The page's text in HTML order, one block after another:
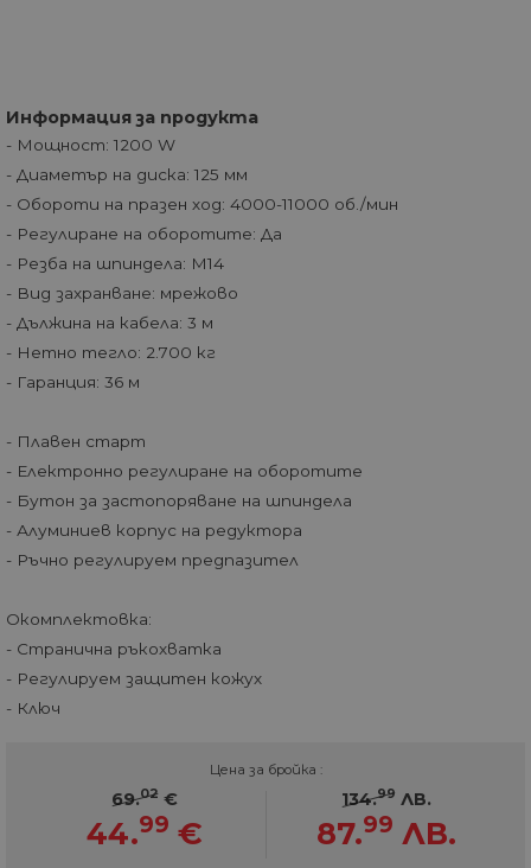
Информация за продукта
- Мощност: 1200 W
- Диаметър на диска: 125 мм
- Обороти на празен ход: 4000-11000 об./мин
- Регулиране на оборотите: Да
- Резба на шпиндела: М14
- Вид захранване: мрежово
- Дължина на кабела: 3 м
- Нетно тегло: 2.700 кг
- Гаранция: 36 м
- Плавен старт
- Електронно регулиране на оборотите
- Бутон за застопоряване на шпиндела
- Алуминиев корпус на редуктора
- Ръчно регулируем предпазител
Окомплектовка:
- Странична ръкохватка
- Регулируем защитен кожух
- Ключ
Цена за бройка :
69.02 €
44.99 €
134.99 ЛВ.
87.99 ЛВ.